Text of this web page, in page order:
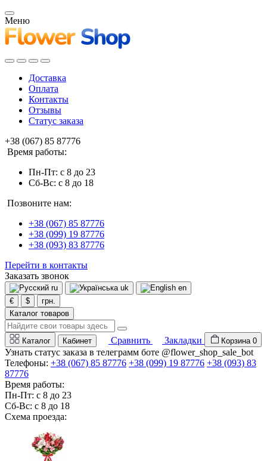
Меню
Доставка
Оплата
Контакты
Отзывы
Статус заказа
+38 (067) 85 87776
Время работы:
Пн-Пт: с 8 до 23
Сб-Вс: с 8 до 18
Позвоните нам:
+38 (067) 85 87776
+38 (099) 19 87776
+38 (093) 83 87776
Перейти в контакты
Заказать звонок
ru uk
en
€
$
грн.
Каталог товаров
Каталог Кабинет Сравнить Закладки Корзина 0
Узнать статус заказа в телеграмм боте @flower_shop_sale_bot
Телефоны: +38 (067) 85 87776 +38 (099) 19 87776 +38 (093) 83
87776
Время работы:
Пн-Пт: с 8 до 23
Сб-Вс: с 8 до 18
Схема проезда: